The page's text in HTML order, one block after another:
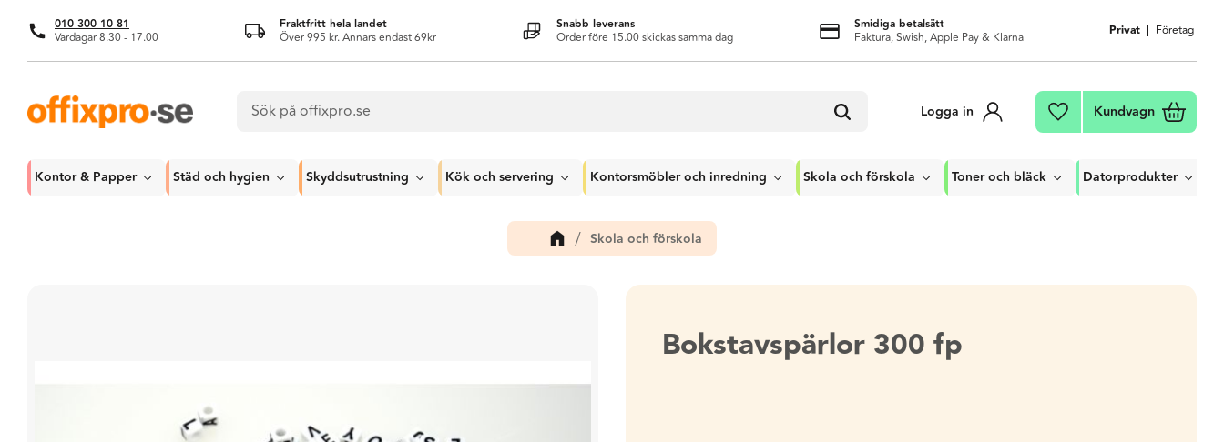
010 300 10 81
Vardagar 8.30 - 17.00
Fraktfritt hela landet
Över 995 kr. Annars endast 69kr
Snabb leverans
Order före 15.00 skickas samma dag
Smidiga betalsätt
Faktura, Swish, Apple Pay & Klarna Privat Företag
Logga in Favoriter
Kundvagn
Kontor & Papper Städ och hygien Skyddsutrustning Kök och servering Kontorsmöbler och inredning Skola och förskola Toner och bläck Datorprodukter
Skola och förskola
Bokstavspärlor 300 fp